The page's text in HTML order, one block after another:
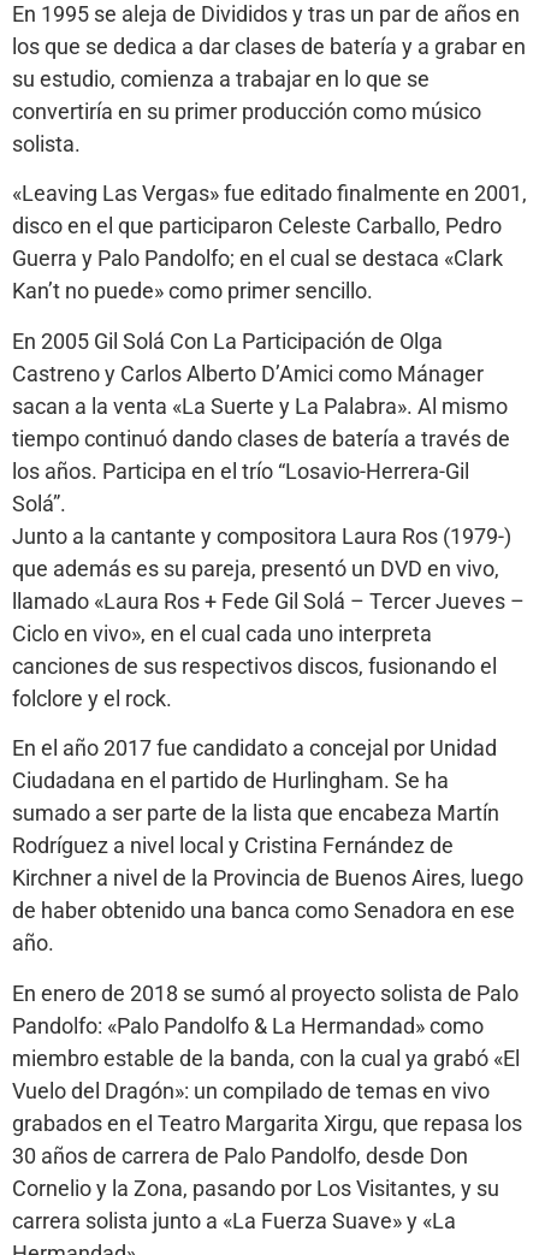
En 1995 se aleja de Divididos y tras un par de años en
los que se dedica a dar clases de batería y a grabar en
su estudio, comienza a trabajar en lo que se
convertiría en su primer producción como músico
solista.
«Leaving Las Vergas» fue editado finalmente en 2001,
disco en el que participaron Celeste Carballo, Pedro
Guerra y Palo Pandolfo; en el cual se destaca «Clark
Kan’t no puede» como primer sencillo.
En 2005 Gil Solá Con La Participación de Olga
Castreno y Carlos Alberto D’Amici como Mánager
sacan a la venta «La Suerte y La Palabra». Al mismo
tiempo continuó dando clases de batería a través de
los años. Participa en el trío “Losavio-Herrera-Gil
Solá”.
Junto a la cantante y compositora Laura Ros (1979-)
que además es su pareja, presentó un DVD en vivo,
llamado «Laura Ros + Fede Gil Solá – Tercer Jueves –
Ciclo en vivo», en el cual cada uno interpreta
canciones de sus respectivos discos, fusionando el
folclore y el rock.
En el año 2017 fue candidato a concejal por Unidad
Ciudadana en el partido de Hurlingham. Se ha
sumado a ser parte de la lista que encabeza Martín
Rodríguez a nivel local y Cristina Fernández de
Kirchner a nivel de la Provincia de Buenos Aires, luego
de haber obtenido una banca como Senadora en ese
año.
En enero de 2018 se sumó al proyecto solista de Palo
Pandolfo: «Palo Pandolfo & La Hermandad» como
miembro estable de la banda, con la cual ya grabó «El
Vuelo del Dragón»: un compilado de temas en vivo
grabados en el Teatro Margarita Xirgu, que repasa los
30 años de carrera de Palo Pandolfo, desde Don
Cornelio y la Zona, pasando por Los Visitantes, y su
carrera solista junto a «La Fuerza Suave» y «La